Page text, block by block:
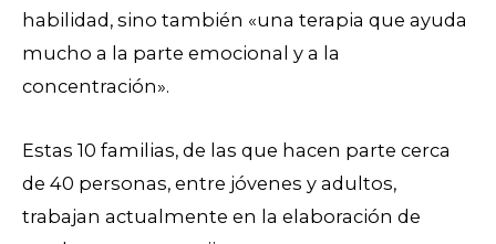
habilidad, sino también «una terapia que ayuda
mucho a la parte emocional y a la
concentración».
Estas 10 familias, de las que hacen parte cerca
de 40 personas, entre jóvenes y adultos,
trabajan actualmente en la elaboración de